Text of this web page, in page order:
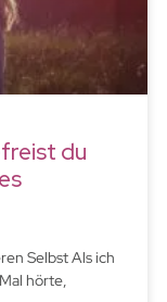
du
Selbst Als ich
hörte,